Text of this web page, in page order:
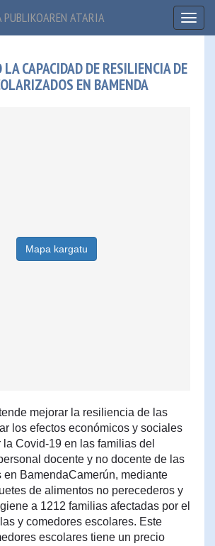
PUBLIKOAREN ATARIA
CAPACIDAD DE RESILIENCIA DE
EN BAMENDA
Mapa kargatu
mejorar la resiliencia de las
los efectos económicos y sociales
la Covid-19 en las familias del
docente y no docente de las
en BamendaCamerún, mediante
de alimentos no perecederos y
a 1212 familias afectadas por el
y comedores escolares. Este
escolares tiene un precio